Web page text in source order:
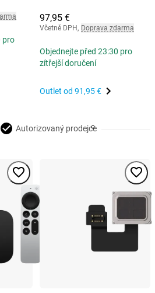
pro
97,95 €
Včetně DPH, Doprava zdarma
Objednejte před 23:30 pro
zítřejší doručení
Outlet od 91,95 €
Autorizovaný prodejce